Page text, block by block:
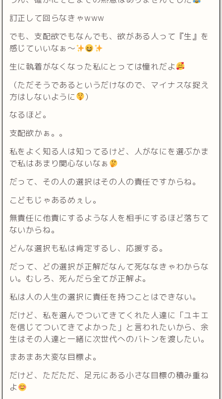
訂正して回らなきゃwww
でも、支配欲でもなんでも、欲がある人って『生』を
感じていいなぁ〜
生に執着がなくなった私にとっては憧れだよ
（ただそうであるというだけなので、マイナスな捉え
方はしないように
）
なるほど。
支配欲かぁ。。
私をよく知る人は知ってるけど、人がなにを選ぶかま
で私はあまり関心ないなぁ
だって、その人の選択はその人の責任ですからね。
こどもじゃあるめぇし。
無責任に他責にするような人を相手にするほど落ちて
ないからね。
どんな選択も私は肯定するし、応援する。
だって、どの選択が正解だなんて死ななきゃわからな
い。むしろ、死んだら全てが正解よ。
私は人の人生の選択に責任を持つことはできない。
だけど、私を選んでついてきてくれた人達に「ユキエ
を信じてついてきてよかった」と言われたいから、余
生はその人達と一緒に次世代へのバトンを渡したい。
まあまあ大変な目標よ。
だけど、ただただ、足元にある小さな目標の積み重ね
よ